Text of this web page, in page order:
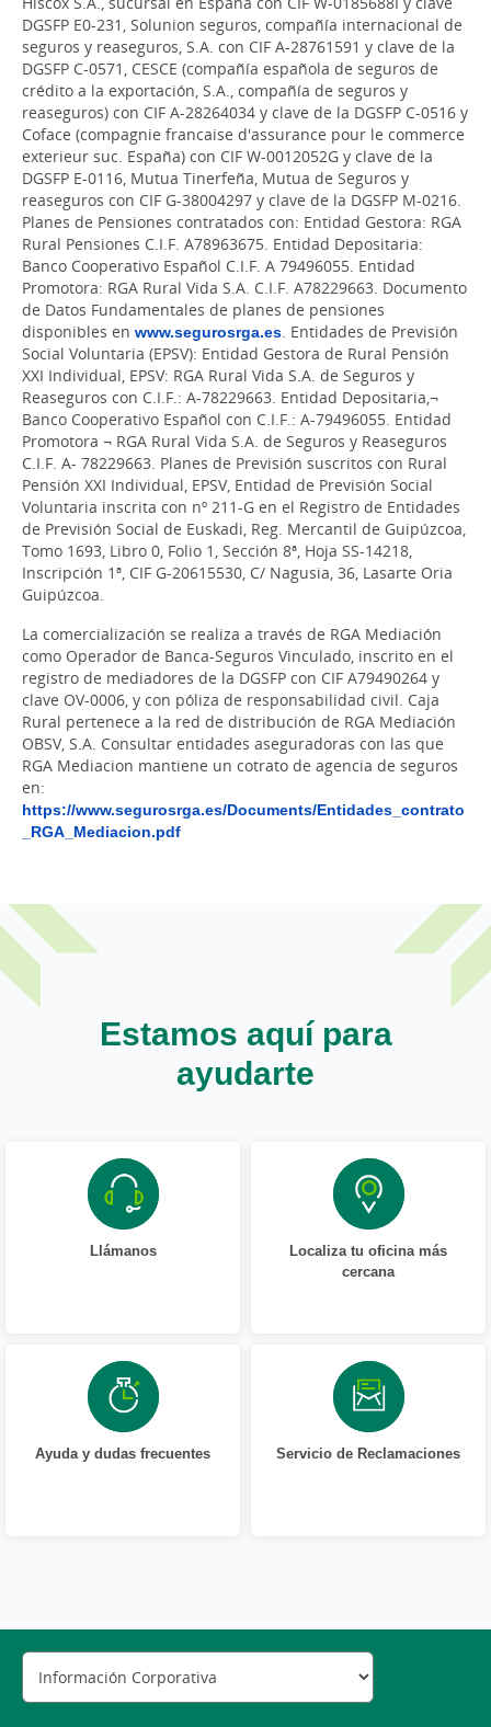
DGSFP E0-231, Solunion seguros, compañía internacional de
seguros y reaseguros, S.A. con CIF A-28761591 y clave de la
DGSFP C-0571, CESCE (compañía española de seguros de
crédito a la exportación, S.A., compañía de seguros y
reaseguros) con CIF A-28264034 y clave de la DGSFP C-0516 y
Coface (compagnie francaise d'assurance pour le commerce
exterieur suc. España) con CIF W-0012052G y clave de la
DGSFP E-0116, Mutua Tinerfeña, Mutua de Seguros y
reaseguros con CIF G-38004297 y clave de la DGSFP M-0216.
Planes de Pensiones contratados con: Entidad Gestora: RGA
Rural Pensiones C.I.F. A78963675. Entidad Depositaria:
Banco Cooperativo Español C.I.F. A 79496055. Entidad
Promotora: RGA Rural Vida S.A. C.I.F. A78229663. Documento
de Datos Fundamentales de planes de pensiones
disponibles en www.segurosrga.es. Entidades de Previsión
Social Voluntaria (EPSV): Entidad Gestora de Rural Pensión
XXI Individual, EPSV: RGA Rural Vida S.A. de Seguros y
Reaseguros con C.I.F.: A-78229663. Entidad Depositaria,¬
Banco Cooperativo Español con C.I.F.: A-79496055. Entidad
Promotora ¬ RGA Rural Vida S.A. de Seguros y Reaseguros
C.I.F. A- 78229663. Planes de Previsión suscritos con Rural
Pensión XXI Individual, EPSV, Entidad de Previsión Social
Voluntaria inscrita con nº 211-G en el Registro de Entidades
de Previsión Social de Euskadi, Reg. Mercantil de Guipúzcoa,
Tomo 1693, Libro 0, Folio 1, Sección 8ª, Hoja SS-14218,
Inscripción 1ª, CIF G-20615530, C/ Nagusia, 36, Lasarte Oria
Guipúzcoa.
La comercialización se realiza a través de RGA Mediación
como Operador de Banca-Seguros Vinculado, inscrito en el
registro de mediadores de la DGSFP con CIF A79490264 y
clave OV-0006, y con póliza de responsabilidad civil. Caja
Rural pertenece a la red de distribución de RGA Mediación
OBSV, S.A. Consultar entidades aseguradoras con las que
RGA Mediacion mantiene un cotrato de agencia de seguros
en:
https://www.segurosrga.es/Documents/Entidades_contrato
_RGA_Mediacion.pdf
Estamos aquí para
ayudarte
Llámanos
Localiza tu oficina más
cercana
Ayuda y dudas frecuentes Servicio de Reclamaciones